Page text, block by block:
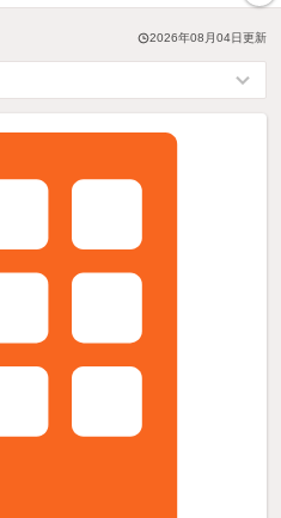
2026年08月04日更新